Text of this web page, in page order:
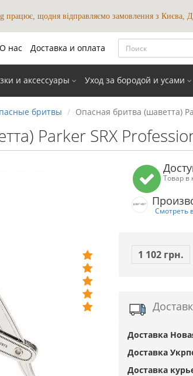
працює, щодня відправляємо замовлення з Києва,
О нас Доставка и оплата
и аксессуары Уход за бородой и усами
бритвы Опасная бритва (шаветта)
Parker SRX
Товар в
Смотреть
1 102 грн.
Доставка
Доставка
Доставка